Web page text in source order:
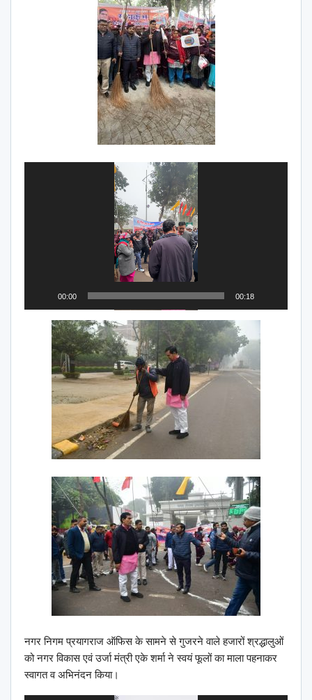
00:00 00:18
नगर निगम प्रयागराज ऑफिस के सामने से गुजरने वाले हजारों श्रद्धालुओं
को नगर विकास एवं उर्जा मंत्री एके शर्मा ने स्वयं फूलों का माला पहनाकर
स्वागत व अभिनंदन किया।